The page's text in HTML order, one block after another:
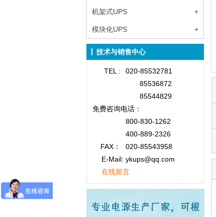
+
机架式UPS
+
模块化UPS
技术与销售中心
TEL :
020-85532781
85536872
85544829
免费咨询电话：
800-830-1262
400-889-2326
FAX：
020-85543958
E-Mail: ykups@qq.com
在线留言